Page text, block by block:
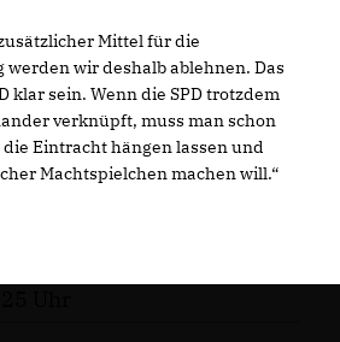
Mittel für die
wir deshalb ablehnen. Das
klar sein. Wenn die SPD trotzdem
verknüpft, muss man schon
Eintracht hängen lassen und
Machtspielchen machen will.“